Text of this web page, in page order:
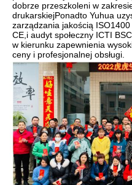
dobrze przeszkoleni w
drukarskiejPonadto Yuhua
zarządzania jakością
CE,i audyt społeczny ICTI
w kierunku zapewnienia
ceny i profesjonalnej obsługi.